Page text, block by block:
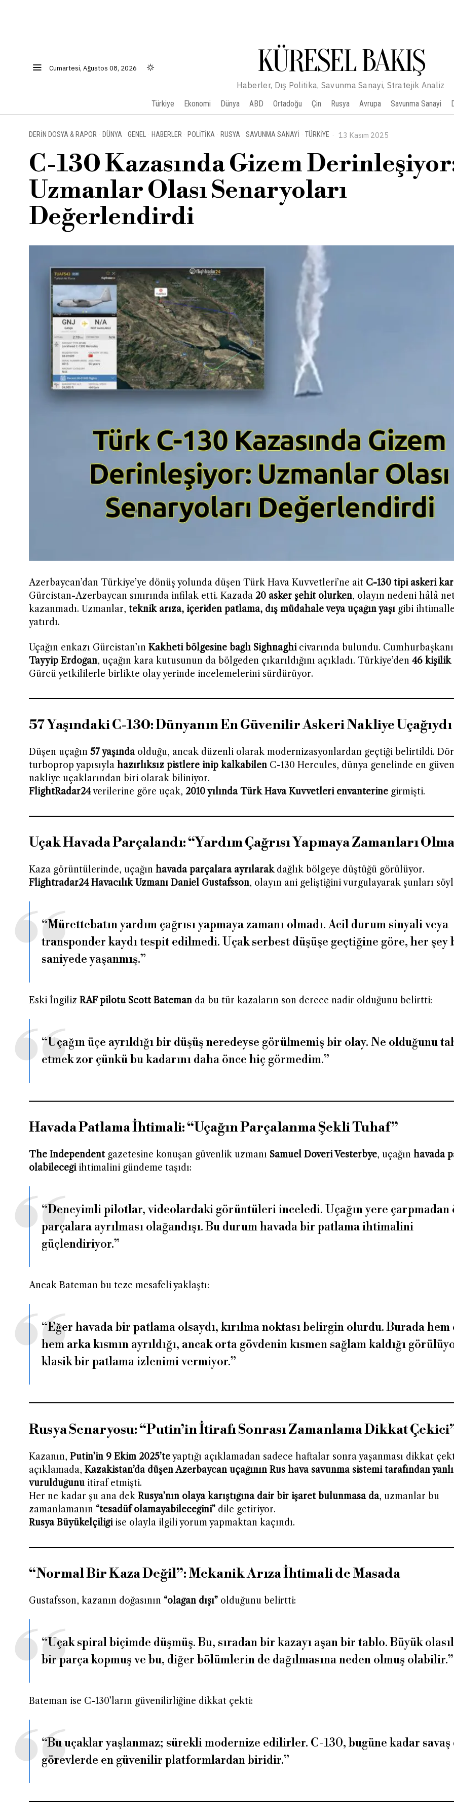
Cumartesi, Ağustos 08, 2026 KÜRESEL BAKIŞ
Haberler, Dış Politika, Savunma Sanayi, Stratejik Analiz
Türkiye Ekonomi Dünya ABD Ortadoğu Çin Rusya Avrupa Savunma Sanayi
DERIN DOSYA & RAPOR · DÜNYA · GENEL · HABERLER · POLITIKA · RUSYA · SAVUNMA SANAYI · TÜRKIYE 13 Kasım 2025
C-130 Kazasında Gizem
Uzmanlar Olası Senaryoları
Değerlendirdi
Azerbaycan’dan Türkiye’ye dönüş yolunda düşen Türk Hava Kuvvetleri’ne ait C-130 tipi askeri
Gürcistan-Azerbaycan sınırında infilak etti. Kazada 20 asker şehit olurken, olayın nedeni hâlâ
kazanmadı. Uzmanlar, teknik arıza, içeriden patlama, dış müdahale veya uçağın yaşı gibi
yatırdı.
Uçağın enkazı Gürcistan’ın Kakheti bölgesine bağlı Sighnaghicivarında bulundu. Cumhurbaşkanı
Tayyip Erdoğan, uçağın kara kutusunun da bölgeden çıkarıldığını açıkladı. Türkiye’den 46 kişilik
Gürcü yetkililerle birlikte olay yerinde incelemelerini sürdürüyor.
57 Yaşındaki C-130: Dünyanın En Güvenilir Askeri Nakliye Uçağıydı
Düşen uçağın 57 yaşındaolduğu, ancak düzenli olarak modernizasyonlardan geçtiği belirtildi.
turboprop yapısıyla hazırlıksız pistlere inip kalkabilen C-130 Hercules, dünya genelinde en
nakliye uçaklarından biri olarak biliniyor.
FlightRadar24verilerine göre uçak, 2010 yılında Türk Hava Kuvvetleri envanterine girmişti.
Uçak Havada Parçalandı: “Yardım Çağrısı Yapmaya Zamanları
Kaza görüntülerinde, uçağın havada parçalara ayrılarakdağlık bölgeye düştüğü görülüyor.
Flightradar24 Havacılık Uzmanı Daniel Gustafsson, olayın ani geliştiğini vurgulayarak şunları
“Mürettebatın yardım çağrısı yapmaya zamanı olmadı. Acil durum sinyali veya
transponder kaydı tespit edilmedi. Uçak serbest düşüşe geçtiğine göre, her şey
saniyede yaşanmış.”
Eski İngiliz RAF pilotu Scott Bateman da bu tür kazaların son derece nadir olduğunu belirtti:
“Uçağın üçe ayrıldığı bir düşüş neredeyse görülmemiş bir olay. Ne olduğunu
etmek zor çünkü bu kadarını daha önce hiç görmedim.”
Havada Patlama İhtimali: “Uçağın Parçalanma Şekli Tuhaf”
The Independentgazetesine konuşan güvenlik uzmanı Samuel Doveri Vesterbye, uçağın havada
olabileceğiihtimalini gündeme taşıdı:
“Deneyimli pilotlar, videolardaki görüntüleri inceledi. Uçağın yere çarpmadan
parçalara ayrılması olağandışı. Bu durum havada bir patlama ihtimalini
güçlendiriyor.”
Ancak Bateman bu teze mesafeli yaklaştı:
“Eğer havada bir patlama olsaydı, kırılma noktası belirgin olurdu. Burada hem
hem arka kısmın ayrıldığı, ancak orta gövdenin kısmen sağlam kaldığı
klasik bir patlama izlenimi vermiyor.”
Rusya Senaryosu: “Putin’in İtirafı Sonrası Zamanlama Dikkat
Kazanın, Putin’in 9 Ekim 2025’teyaptığı açıklamadan sadece haftalar sonra yaşanması dikkat
açıklamada, Kazakistan’da düşen Azerbaycan uçağının Rus hava savunma sistemi tarafından
vurulduğunu itiraf etmişti.
Her ne kadar şu ana dekRusya’nın olaya karıştığına dair bir işaret bulunmasa da, uzmanlar bu
zamanlamanın “tesadüf olamayabileceğini” dile getiriyor.
Rusya Büyükelçiliğiise olayla ilgili yorum yapmaktan kaçındı.
“Normal Bir Kaza Değil”: Mekanik Arıza İhtimali de Masada
Gustafsson, kazanın doğasının “olağan dışı” olduğunu belirtti:
“Uçak spiral biçimde düşmüş. Bu, sıradan bir kazayı aşan bir tablo. Büyük
bir parça kopmuş ve bu, diğer bölümlerin de dağılmasına neden olmuş olabilir.”
Bateman ise C-130’ların güvenilirliğine dikkat çekti:
“Bu uçaklar yaşlanmaz; sürekli modernize edilirler. C-130, bugüne kadar savaş
görevlerde en güvenilir platformlardan biridir.”